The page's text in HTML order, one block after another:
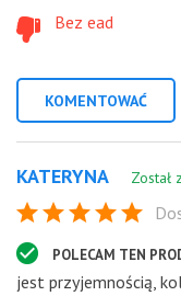
Bez ead
KOMENTOWAĆ
KATERYNA Został
POLECAM TEN
jest przyjemnością,